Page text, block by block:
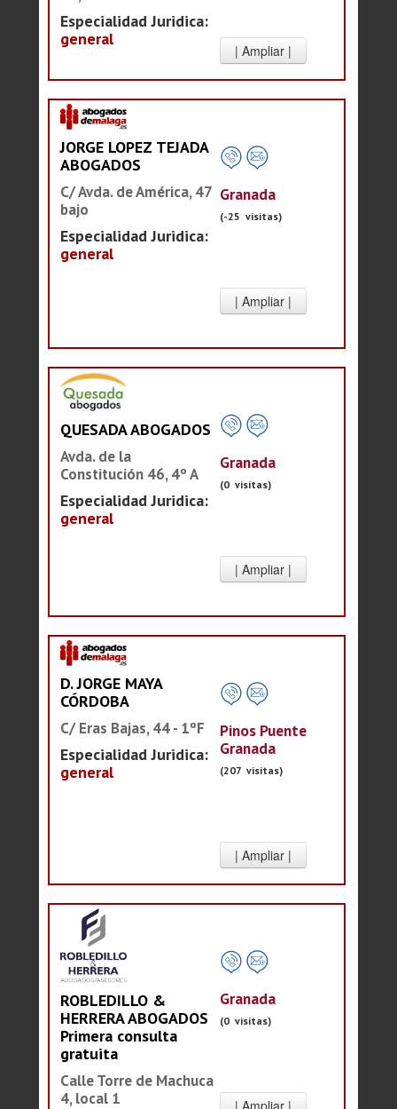
Especialidad Juridica:
general
JORGE LOPEZ TEJADA
ABOGADOS
C/ Avda. de América, 47
bajo
Especialidad Juridica:
general
Granada
(-25 visitas)
QUESADA ABOGADOS
Avda. de la
Constitución 46, 4º A
Especialidad Juridica:
general
Granada
(0 visitas)
D. JORGE MAYA
CÓRDOBA
C/ Eras Bajas, 44 - 1ºF
Especialidad Juridica:
general
Pinos Puente
Granada
(207 visitas)
ROBLEDILLO &
HERRERA ABOGADOS
Primera consulta
gratuita
Calle Torre de Machuca
4, local 1
Granada
(0 visitas)